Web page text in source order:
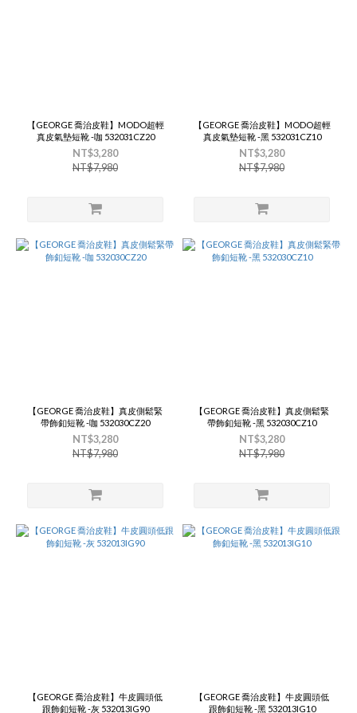
【GEORGE 喬治皮鞋】MODO超輕
真皮氣墊短靴 -咖 532031CZ20
NT$3,280
NT$7,980
【GEORGE 喬治皮鞋】MODO超輕
真皮氣墊短靴 -黑 532031CZ10
NT$3,280
NT$7,980
【GEORGE 喬治皮鞋】真皮側鬆緊
帶飾釦短靴 -咖 532030CZ20
NT$3,280
NT$7,980
【GEORGE 喬治皮鞋】真皮側鬆緊
帶飾釦短靴 -黑 532030CZ10
NT$3,280
NT$7,980
【GEORGE 喬治皮鞋】牛皮圓頭低
跟飾釦短靴 -灰 532013IG90
【GEORGE 喬治皮鞋】牛皮圓頭低
跟飾釦短靴 -黑 532013IG10